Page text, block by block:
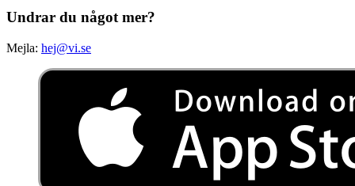
Undrar du något mer?
Mejla: hej@vi.se